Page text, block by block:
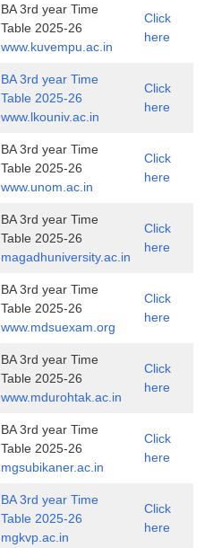
BA 3rd year Time
Table 2025-26
www.kuvempu.ac.in
Click
here
BA 3rd year Time
Table 2025-26
www.lkouniv.ac.in
Click
here
BA 3rd year Time
Table 2025-26
www.unom.ac.in
Click
here
BA 3rd year Time
Table 2025-26
magadhuniversity.ac.in
Click
here
BA 3rd year Time
Table 2025-26
www.mdsuexam.org
Click
here
BA 3rd year Time
Table 2025-26
www.mdurohtak.ac.in
Click
here
BA 3rd year Time
Table 2025-26
mgsubikaner.ac.in
Click
here
BA 3rd year Time
Table 2025-26
mgkvp.ac.in
Click
here